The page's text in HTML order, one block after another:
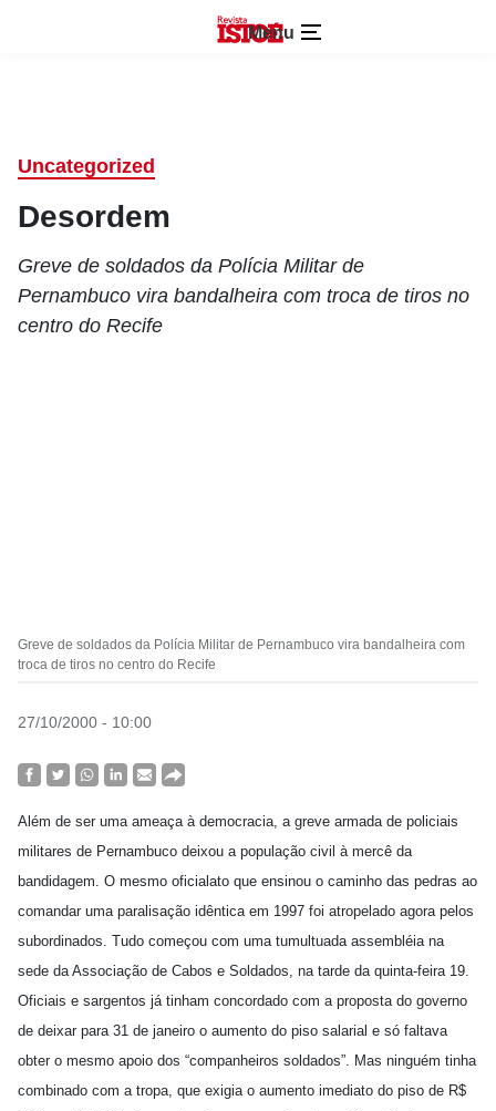
Menu
Uncategorized
Desordem
Greve de soldados da Polícia Militar de
Pernambuco vira bandalheira com troca de tiros no
centro do Recife
Greve de soldados da Polícia Militar de Pernambuco vira bandalheira com
troca de tiros no centro do Recife
27/10/2000 - 10:00
Além de ser uma ameaça à democracia, a greve armada de policiais
militares de Pernambuco deixou a população civil à mercê da
bandidagem. O mesmo oficialato que ensinou o caminho das pedras ao
comandar uma paralisação idêntica em 1997 foi atropelado agora pelos
subordinados. Tudo começou com uma tumultuada assembléia na
sede da Associação de Cabos e Soldados, na tarde da quinta-feira 19.
Oficiais e sargentos já tinham concordado com a proposta do governo
de deixar para 31 de janeiro o aumento do piso salarial e só faltava
obter o mesmo apoio dos “companheiros soldados”. Mas ninguém tinha
combinado com a tropa, que exigia o aumento imediato do piso de R$